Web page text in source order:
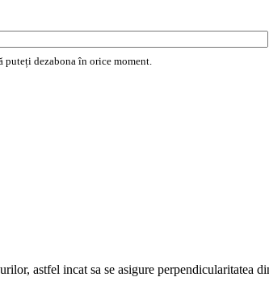
dezabona în orice moment.
astfel incat sa se asigure perpendicularitatea